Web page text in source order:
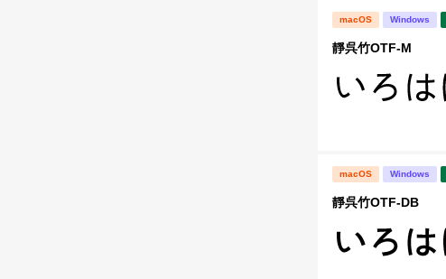
macOS Windows
靜呉竹OTF-M
macOS Windows
靜呉竹OTF-DB